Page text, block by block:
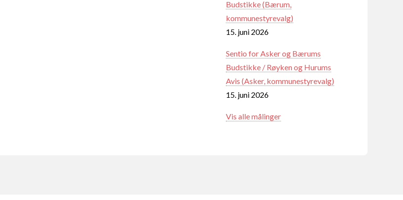
Budstikke (Bærum,
kommunestyrevalg)
15. juni 2026
Sentio for Asker og Bærums
Budstikke / Røyken og Hurums
Avis (Asker, kommunestyrevalg)
15. juni 2026
Vis alle målinger